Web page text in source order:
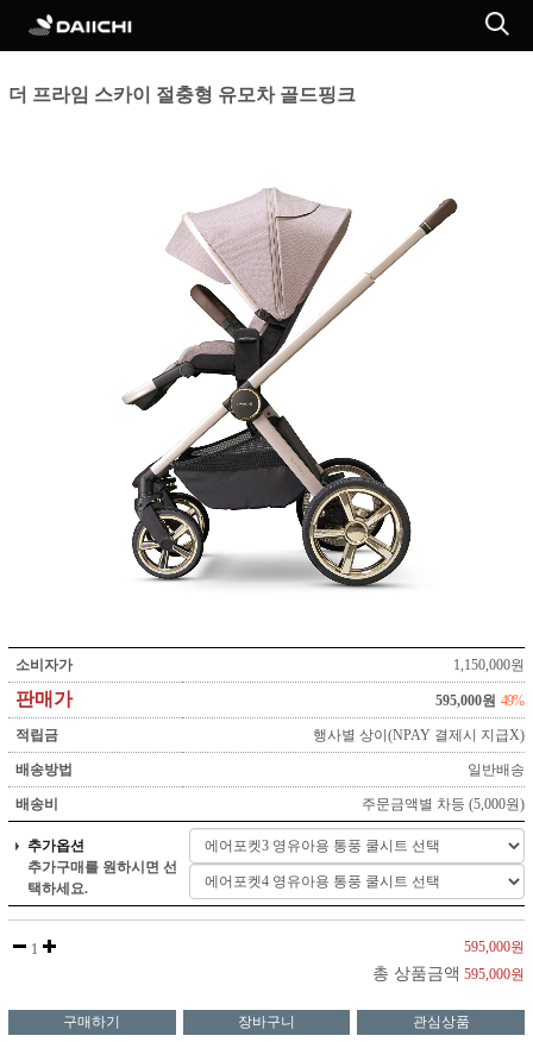
더 프라임 스카이 절충형 유모차 골드핑크
소비자가 1,150,000원
판매가 595,000원 49%
적립금 행사별 상이(NPAY 결제시 지급X)
배송방법 일반배송
배송비 주문금액별 차등 (5,000원)
추가옵션
추가구매를 원하시면 선
택하세요.
1 595,000원
총 상품금액 595,000원
구매하기 장바구니 관심상품